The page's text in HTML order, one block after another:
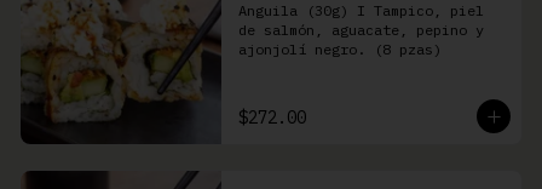
Anguila (30g) I Tampico, piel
de salmón, aguacate, pepino y
ajonjolí negro. (8 pzas)
$272.00